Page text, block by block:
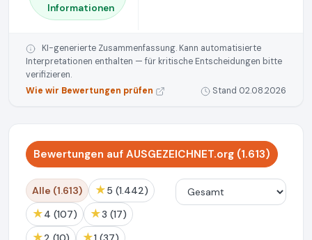
Informationen
KI-generierte Zusammenfassung. Kann automatisierte
Interpretationen enthalten — für kritische Entscheidungen bitte
verifizieren.
Wie wir Bewertungen prüfen
Stand 02.08.2026
Bewertungen auf AUSGEZEICHNET.org (1.613)
Alle (1.613) ★ 5 (1.442)
★ 4 (107) ★ 3 (17)